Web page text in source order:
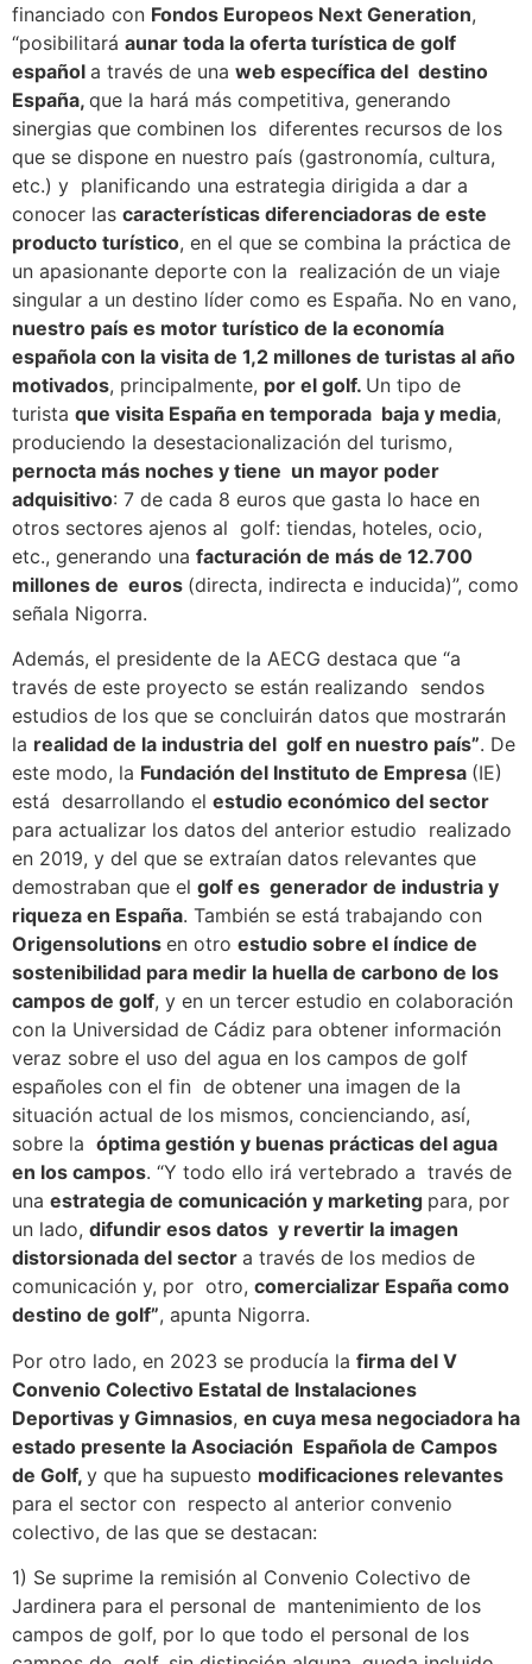
financiado con Fondos Europeos Next Generation,
“posibilitará aunar toda la oferta turística de golf
español a través de una web específica del destino
España, que la hará más competitiva, generando
sinergias que combinen los diferentes recursos de los
que se dispone en nuestro país (gastronomía, cultura,
etc.) y planificando una estrategia dirigida a dar a
conocer las características diferenciadoras de este
producto turístico, en el que se combina la práctica de
un apasionante deporte con la realización de un viaje
singular a un destino líder como es España. No en vano,
nuestro país es motor turístico de la economía
española con la visita de 1,2 millones de turistas al año
motivados, principalmente, por el golf. Un tipo de
turista que visita España en temporada baja y media,
produciendo la desestacionalización del turismo,
pernocta más noches y tiene un mayor poder
adquisitivo: 7 de cada 8 euros que gasta lo hace en
otros sectores ajenos al golf: tiendas, hoteles, ocio,
etc., generando una facturación de más de 12.700
millones de euros (directa, indirecta e inducida)”, como
señala Nigorra.
Además, el presidente de la AECG destaca que “a
través de este proyecto se están realizando sendos
estudios de los que se concluirán datos que mostrarán
la realidad de la industria del golf en nuestro país”. De
este modo, la Fundación del Instituto de Empresa (IE)
está desarrollando el estudio económico del sector
para actualizar los datos del anterior estudio realizado
en 2019, y del que se extraían datos relevantes que
demostraban que el golf es generador de industria y
riqueza en España. También se está trabajando con
Origensolutions en otro estudio sobre el índice de
sostenibilidad para medir la huella de carbono de los
campos de golf, y en un tercer estudio en colaboración
con la Universidad de Cádiz para obtener información
veraz sobre el uso del agua en los campos de golf
españoles con el fin de obtener una imagen de la
situación actual de los mismos, concienciando, así,
sobre la óptima gestión y buenas prácticas del agua
en los campos. “Y todo ello irá vertebrado a través de
una estrategia de comunicación y marketing para, por
un lado, difundir esos datos y revertir la imagen
distorsionada del sector a través de los medios de
comunicación y, por otro, comercializar España como
destino de golf”, apunta Nigorra.
Por otro lado, en 2023 se producía la firma del V
Convenio Colectivo Estatal de Instalaciones
Deportivas y Gimnasios, en cuya mesa negociadora ha
estado presente la Asociación Española de Campos
de Golf, y que ha supuesto modificaciones relevantes
para el sector con respecto al anterior convenio
colectivo, de las que se destacan:
1) Se suprime la remisión al Convenio Colectivo de
Jardinera para el personal de mantenimiento de los
campos de golf, por lo que todo el personal de los